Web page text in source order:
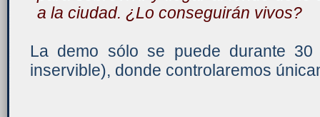
a la ciudad. ¿Lo conseguirán vivos?
La demo sólo se puede durante
inservible), donde controlaremos